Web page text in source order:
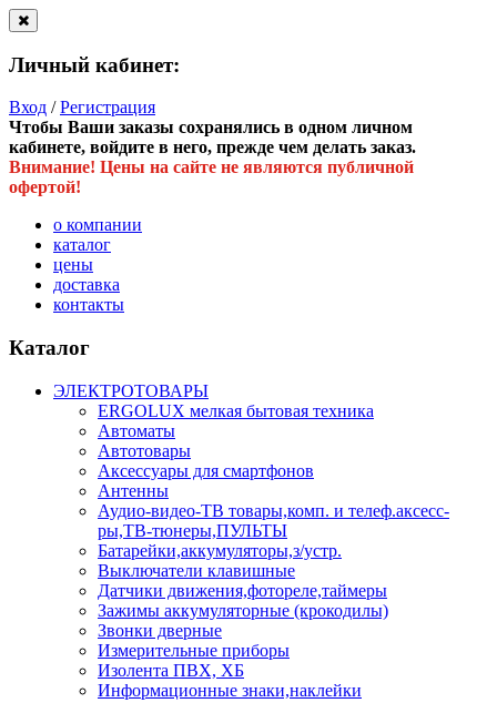
Личный кабинет:
Вход /Регистрация
Чтобы Ваши заказы сохранялись в одном личном
кабинете, войдите в него, прежде чем делать заказ.
Внимание! Цены на сайте не являются публичной
офертой!
о компании
каталог
цены
доставка
контакты
Каталог
ЭЛЕКТРОТОВАРЫ
ERGOLUX мелкая бытовая техника
Автоматы
Автотовары
Аксессуары для смартфонов
Антенны
Аудио-видео-ТВ товары,комп. и телеф.аксесс-
ры,ТВ-тюнеры,ПУЛЬТЫ
Батарейки,аккумуляторы,з/устр.
Выключатели клавишные
Датчики движения,фотореле,таймеры
Зажимы аккумуляторные (крокодилы)
Звонки дверные
Измерительные приборы
Изолента ПВХ, ХБ
Информационные знаки,наклейки